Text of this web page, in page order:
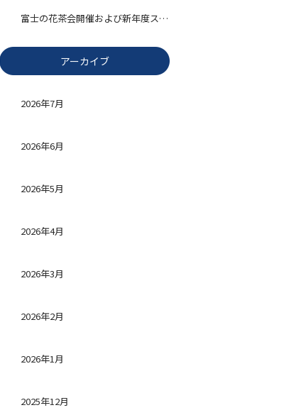
富士の花茶会開催および新年度スタート
アーカイブ
2026年7月
2026年6月
2026年5月
2026年4月
2026年3月
2026年2月
2026年1月
2025年12月